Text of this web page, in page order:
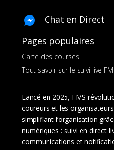
Chat en Direct
Pages populaires
Carte des courses
Tout savoir sur le suivi live
Lancé en 2025, FMS
coureurs et les
simplifiant l’organisation
numériques : suivi en direct
communications et